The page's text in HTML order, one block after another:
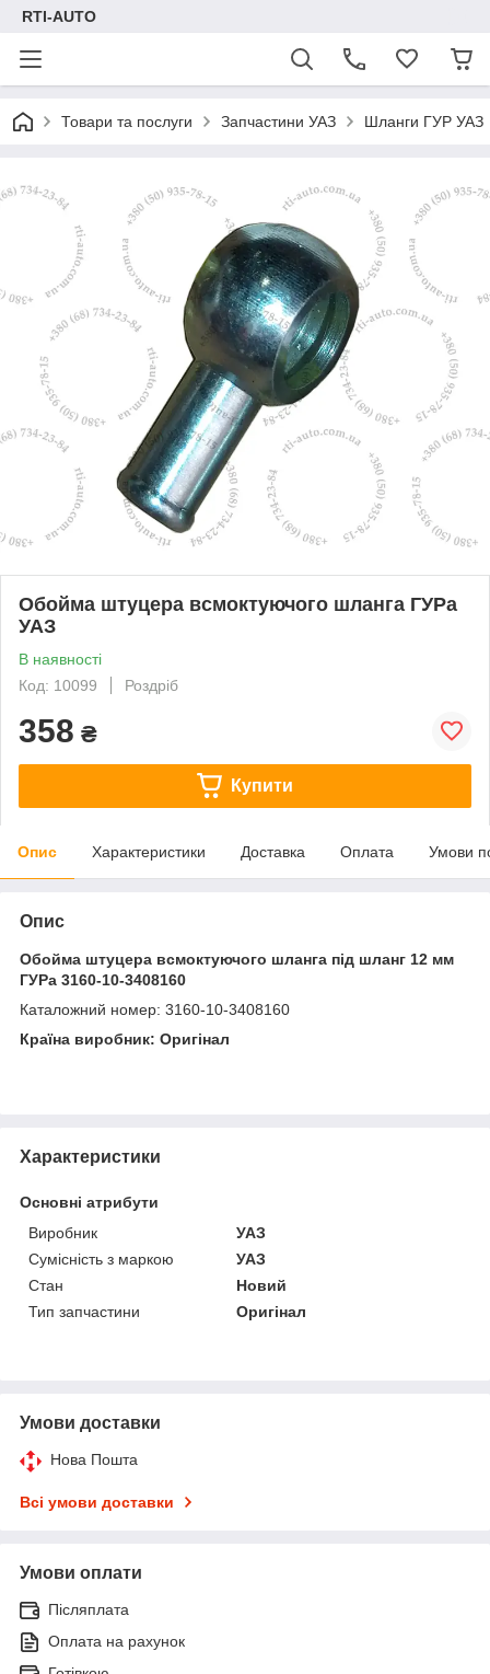
RTI-AUTO
Товари та послуги Запчастини УАЗ Шланги ГУР УАЗ
Обойма штуцера всмоктуючого шланга ГУРа
УАЗ
В наявності
Код: 10099
Роздріб
358 ₴
Купити
Опис Характеристики Доставка Оплата Умови
Опис
Обойма штуцера всмоктуючого шланга під шланг 12 мм
ГУРа 3160-10-3408160
Каталожний номер: 3160-10-3408160
Країна виробник: Оригінал
Характеристики
Основні атрибути
Виробник
УАЗ
Сумісність з маркою
УАЗ
Стан
Новий
Тип запчастини
Оригінал
Умови доставки
Нова Пошта
Всі умови доставки
Умови оплати
Післяплата
Оплата на рахунок